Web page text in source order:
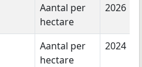
Aantal per
hectare
2026
Aantal per
hectare
2024